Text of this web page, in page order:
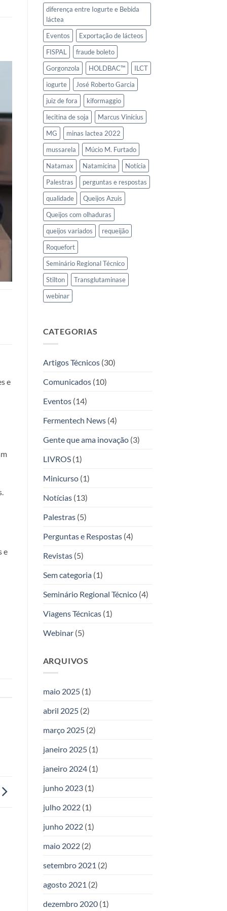
e
​​e
diferença entre Iogurte e Bebida
láctea
Eventos
Exportação de lácteos
FISPAL
fraude boleto
Gorgonzola
HOLDBAC™
ILCT
iogurte
José Roberto Garcia
juiz de fora
kiformaggio
lecitina de soja
Marcus Vinícius
MG
minas lactea 2022
mussarela
Múcio M. Furtado
Natamax
Natamicina
Notícia
Palestras
perguntas e respostas
qualidade
Queijos Azuis
Queijos com olhaduras
queijos variados
requeijão
Roquefort
Seminário Regional Técnico
Stilton
Transglutaminase
webinar
CATEGORIAS
Artigos Técnicos(30)
Comunicados(10)
Eventos(14)
Fermentech News(4)
Gente que ama inovação(3)
LIVROS(1)
Minicurso(1)
Notícias(13)
Palestras(5)
Perguntas e Respostas(4)
Revistas(5)
Sem categoria(1)
Seminário Regional Técnico(4)
Viagens Técnicas(1)
Webinar(5)
ARQUIVOS
maio 2025(1)
abril 2025(2)
março 2025(2)
janeiro 2025(1)
janeiro 2024(1)
junho 2023(1)
julho 2022(1)
junho 2022(1)
maio 2022(2)
setembro 2021 (2)
agosto 2021 (2)
dezembro 2020(1)